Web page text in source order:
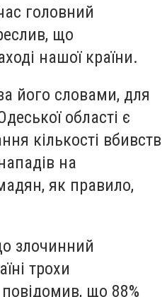
головний
що
нашої країни.
його словами, для
області є
кількості вбивств
на
як правило,
злочинний
трохи
що 88%